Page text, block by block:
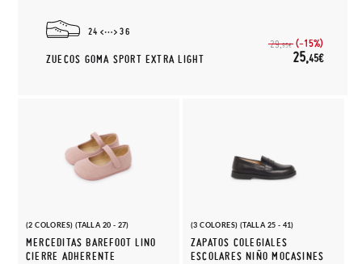
24 36
ZUECOS GOMA SPORT EXTRA LIGHT
29,95€ (-15%)
25,45€
(2 COLORES) (TALLA 20 - 27)
MERCEDITAS BAREFOOT LINO
CIERRE ADHERENTE
(3 COLORES) (TALLA 25 - 41)
ZAPATOS COLEGIALES
ESCOLARES NIÑO MOCASINES